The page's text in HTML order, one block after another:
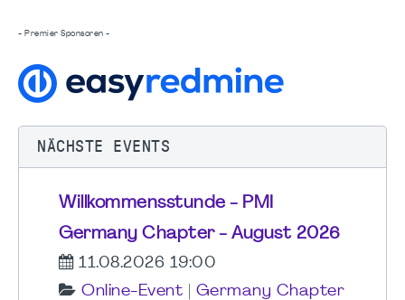
- Premier Sponsoren -
NÄCHSTE EVENTS
Willkommensstunde - PMI
Germany Chapter - August 2026
11.08.2026 19:00
Online-Event
Germany Chapter